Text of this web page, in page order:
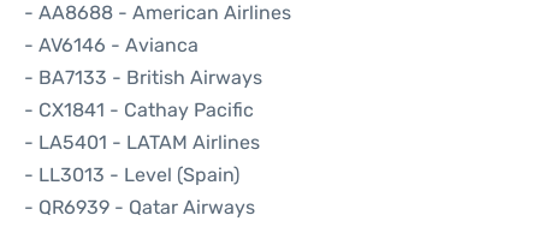
- AA8688 - American Airlines
- AV6146 - Avianca
- BA7133 - British Airways
- CX1841 - Cathay Pacific
- LA5401 - LATAM Airlines
- LL3013 - Level (Spain)
- QR6939 - Qatar Airways